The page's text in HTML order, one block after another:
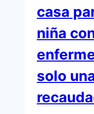
casa
niña
solo